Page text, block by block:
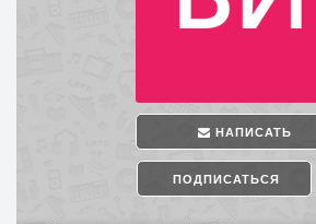
НАПИСАТЬ
ПОДПИСАТЬСЯ